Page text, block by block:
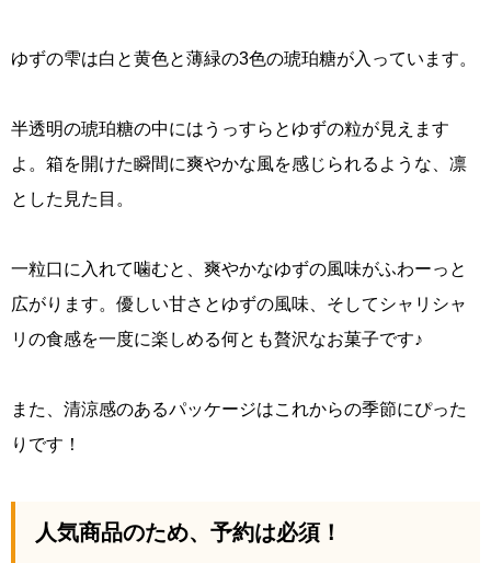
ゆずの雫は白と黄色と薄緑の3色の琥珀糖が入っています。
半透明の琥珀糖の中にはうっすらとゆずの粒が見えます
よ。箱を開けた瞬間に爽やかな風を感じられるような、凛
とした見た目。
一粒口に入れて噛むと、爽やかなゆずの風味がふわーっと
広がります。優しい甘さとゆずの風味、そしてシャリシャ
リの食感を一度に楽しめる何とも贅沢なお菓子です♪
また、清涼感のあるパッケージはこれからの季節にぴった
りです！
人気商品のため、予約は必須！